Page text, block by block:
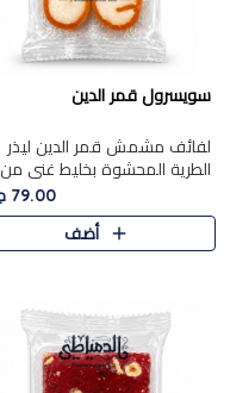
سويسرول قمر الدين
لفائف مشمش قمر الدين ليذر
الطرية المحشوة بخليط غني من
جوز الهند الأبيض والمكسرات
الفاخرة، يقدم المذاق الحلو
الطبيعي لقمر الدين و تجمع بين
79.00 جنيه
أضف